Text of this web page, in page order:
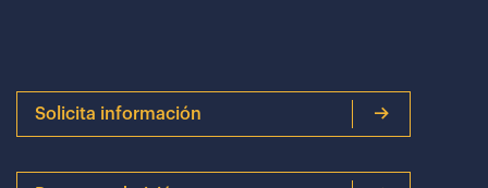
Solicita información